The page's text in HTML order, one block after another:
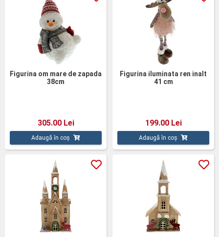
Figurina om mare de zapada
38cm
305.00 Lei
Adaugă în coș
Figurina iluminata ren inalt
41 cm
199.00 Lei
Adaugă în coș